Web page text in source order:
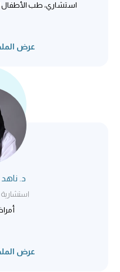
استشاري، طب الأطفال
عرض
د.
عرض